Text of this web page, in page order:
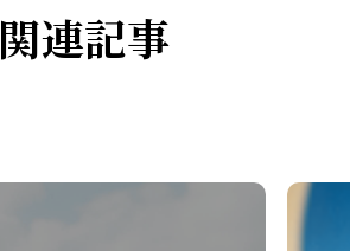
関連記事